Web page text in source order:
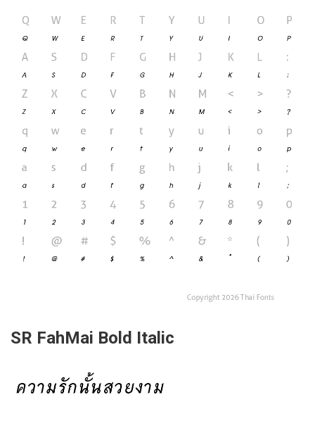
SR FahMai Bold Italic